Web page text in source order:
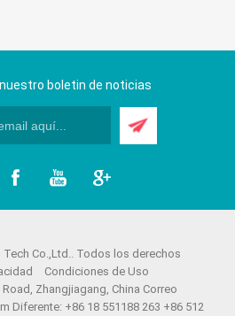
boletin de noticias
Co.,Ltd.. Todos los derechos
Condiciones de Uso
Zhangjiagang, China Correo
Diferente: +86 18 551188 263 +86 512